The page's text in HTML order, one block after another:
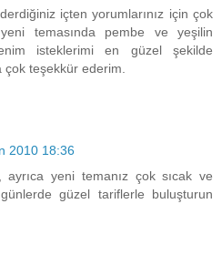
içten yorumlarınız için çok
yeni temasında pembe ve yeşilin
isteklerimi en güzel şekilde
çok teşekkür ederim.
2010 18:36
yeni temanız çok sıcak ve
güzel tariflerle buluşturun